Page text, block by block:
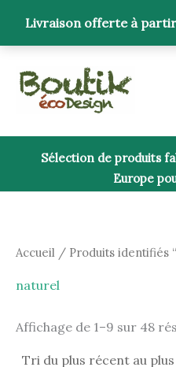
Livraison offerte à
contenu
Sélection de produits
Europe
Accueil / Produits identifiés
naturel
Affichage de 1–9 sur 48